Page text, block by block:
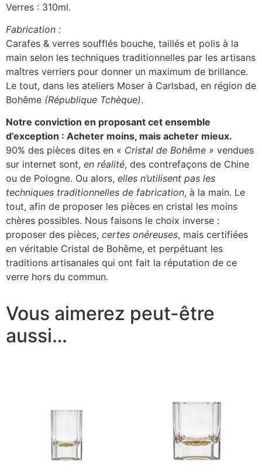
Verres : 310ml.
Fabrication :
Carafes & verres soufflés bouche, taillés et polis à la
main selon les techniques traditionnelles par les artisans
maîtres verriers pour donner un maximum de brillance.
Le tout, dans les ateliers Moser à Carlsbad, en région de
Bohême (République Tchèque).
Notre conviction en proposant cet ensemble
d’exception : Acheter moins, mais acheter mieux.
90% des pièces dites en « Cristal de Bohême » vendues
sur internet sont, en réalité, des contrefaçons de Chine
ou de Pologne. Ou alors, elles n’utilisent pas les
techniques traditionnelles de fabrication, à la main. Le
tout, afin de proposer les pièces en cristal les moins
chères possibles. Nous faisons le choix inverse :
proposer des pièces, certes onéreuses, mais certifiées
en véritable Cristal de Bohême, et perpétuant les
traditions artisanales qui ont fait la réputation de ce
verre hors du commun.
Vous aimerez peut-être
aussi…